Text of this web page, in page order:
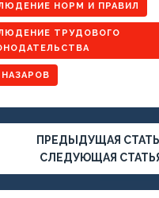
НОРМ И ПРАВИЛ
ТРУДОВОГО
ПРЕДЫДУЩАЯ
СЛЕДУЮЩАЯ